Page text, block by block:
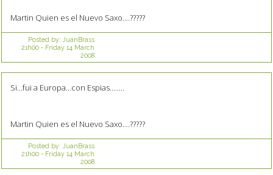
Martin Quien es el Nuevo Saxo....?????
Posted by: JuanBrass
21h00- Friday 14 March
2008
Si...fui a Europa...con Espias........
Martin Quien es el Nuevo Saxo....?????
Posted by: JuanBrass
21h00- Friday 14 March
2008